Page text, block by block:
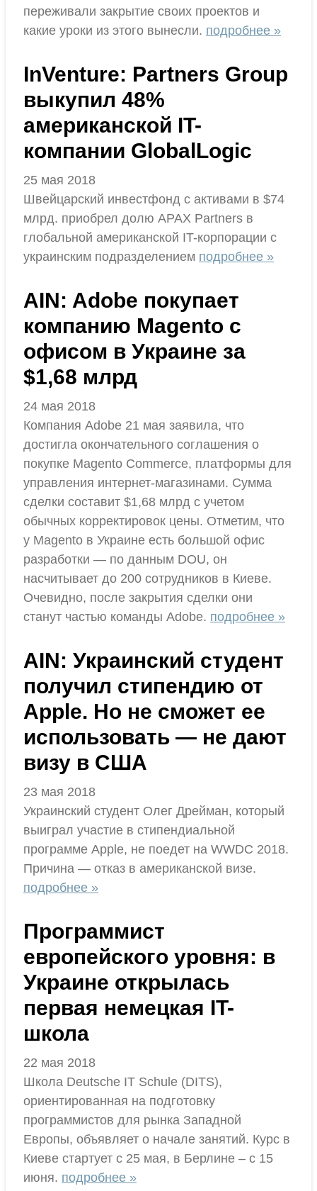
переживали закрытие своих проектов и
какие уроки из этого вынесли. подробнее »
InVenture: Partners Group
выкупил 48%
американской IT-
компании GlobalLogic
25 мая 2018
Швейцарский инвестфонд с активами в $74
млрд. приобрел долю APAX Partners в
глобальной американской IT-корпорации с
украинским подразделением подробнее »
AIN: Adobe покупает
компанию Magento с
офисом в Украине за
$1,68 млрд
24 мая 2018
Компания Adobe 21 мая заявила, что
достигла окончательного соглашения о
покупке Magento Commerce, платформы для
управления интернет-магазинами. Сумма
сделки составит $1,68 млрд с учетом
обычных корректировок цены. Отметим, что
у Magento в Украине есть большой офис
разработки — по данным DOU, он
насчитывает до 200 сотрудников в Киеве.
Очевидно, после закрытия сделки они
станут частью команды Adobe. подробнее »
AIN: Украинский студент
получил стипендию от
Apple. Но не сможет ее
использовать — не дают
визу в США
23 мая 2018
Украинский студент Олег Дрейман, который
выиграл участие в стипендиальной
программе Apple, не поедет на WWDC 2018.
Причина — отказ в американской визе.
подробнее »
Программист
европейского уровня: в
Украине открылась
первая немецкая IT-
школа
22 мая 2018
Школа Deutsche IT Schule (DITS),
ориентированная на подготовку
программистов для рынка Западной
Европы, объявляет о начале занятий. Курс в
Киеве стартует с 25 мая, в Берлине – с 15
июня. подробнее »